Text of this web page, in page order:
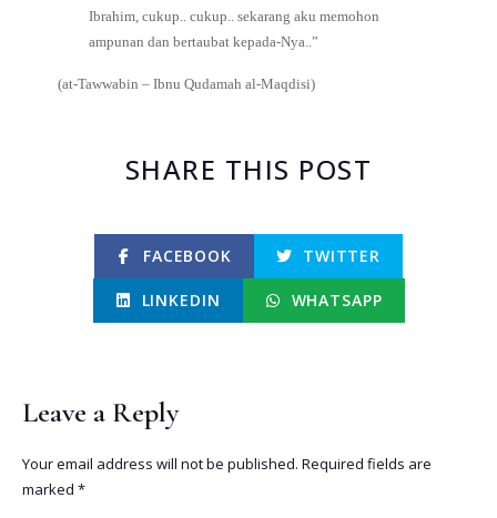
Ibrahim, cukup.. cukup.. sekarang aku memohon
ampunan dan bertaubat kepada-Nya..”⁣⁣
(at-Tawwabin – Ibnu Qudamah al-Maqdisi)⁣
SHARE THIS POST
FACEBOOK TWITTER
LINKEDIN WHATSAPP
Leave a Reply
Your email address will not be published. Required fields are
marked *